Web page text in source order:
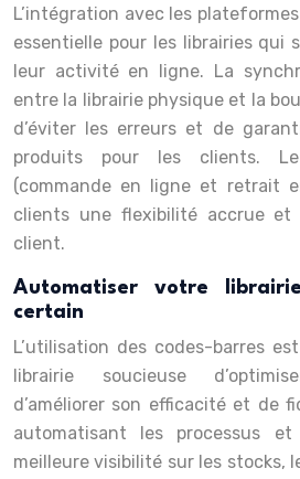
L’intégration avec les
essentielle pour les librairies qui
leur activité en ligne. La
entre la librairie physique et la
d’éviter les erreurs et de
produits pour les clients.
(commande en ligne et retrait
clients une flexibilité accrue et
client.
Automatiser votre
certain
L’utilisation des codes-barres
librairie soucieuse
d’améliorer son efficacité et de
automatisant les processus
meilleure visibilité sur les stocks,